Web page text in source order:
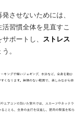
させないためには、
習慣全体を見直すこ
ポートし、
ストレス
。